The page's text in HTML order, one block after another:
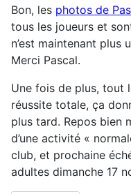
Bon, les photos de
tous les joueurs et
n’est maintenant plus
Merci Pascal.
Une fois de plus, tout
réussite totale, ça
plus tard. Repos bien
d’une activité «
club, et prochaine
adultes dimanche 17